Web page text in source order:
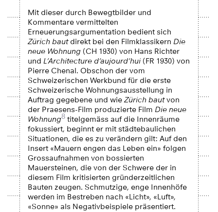
Mit dieser durch Bewegtbilder und
Kommentare vermittelten
Erneuerungsargumentation bedient sich
Zürich bautdirekt bei den Filmklassikern Die
neue Wohnung(CH 1930) von Hans Richter
und L’Architecture d’aujourd’hui(FR 1930) von
Pierre Chenal. Obschon der vom
Schweizerischen Werkbund für die erste
Schweizerische Wohnungsausstellung in
Auftrag gegebene und wie Zürich bautvon
der Praesens-Film produzierte Film Die neue
Wohnung8titelgemäss auf die Innenräume
fokussiert, beginnt er mit städtebaulichen
Situationen, die es zu verändern gilt: Auf den
Insert «Mauern engen das Leben ein» folgen
Grossaufnahmen von bossierten
Mauersteinen, die von der Schwere der in
diesem Film kritisierten gründerzeitlichen
Bauten zeugen. Schmutzige, enge Innenhöfe
werden im Bestreben nach «Licht», «Luft»,
«Sonne» als Negativbeispiele präsentiert.